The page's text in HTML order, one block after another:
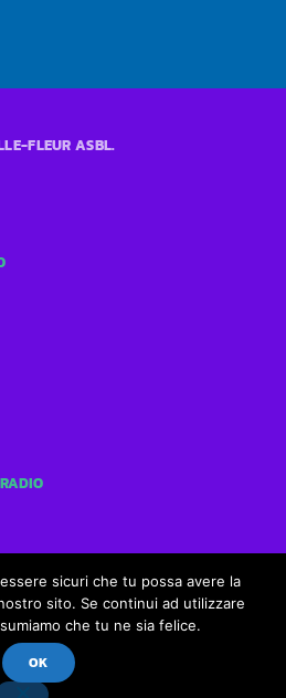
FLEUR ASBL.
sicuri che tu possa avere la
sito. Se continui ad utilizzare
che tu ne sia felice.
OK